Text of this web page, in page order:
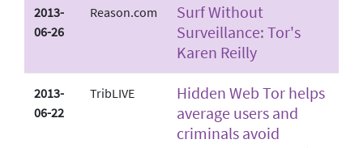
2013-
06-26
Reason.com
Surf Without
Surveillance: Tor's
Karen Reilly
2013-
06-22
TribLIVE
Hidden Web Tor helps
average users and
criminals avoid